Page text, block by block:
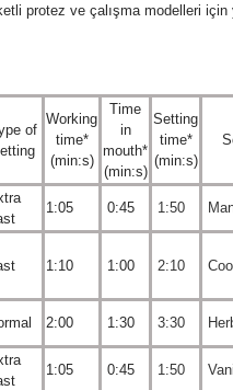
protez ve çalışma modelleri
of
Working
time*
(min:s)
Time
in
mouth*
(min:s)
Setting
time*
(min:s)
1:05 0:45 1:50
1:10 1:00 2:10
2:00 1:30 3:30
1:05 0:45 1:50